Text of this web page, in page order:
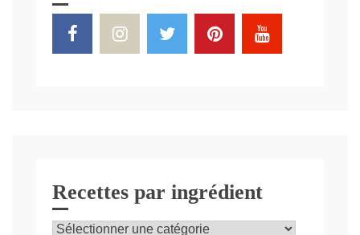
Recettes par ingrédient
Recettes